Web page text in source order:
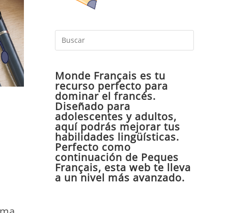
Escape
Monde Français es tu
recurso perfecto para
dominar el francés.
Diseñado para
adolescentes y adultos,
aquí podrás mejorar tus
habilidades lingüísticas.
Perfecto como
continuación de Peques
Français, esta web te lleva
a un nivel más avanzado.